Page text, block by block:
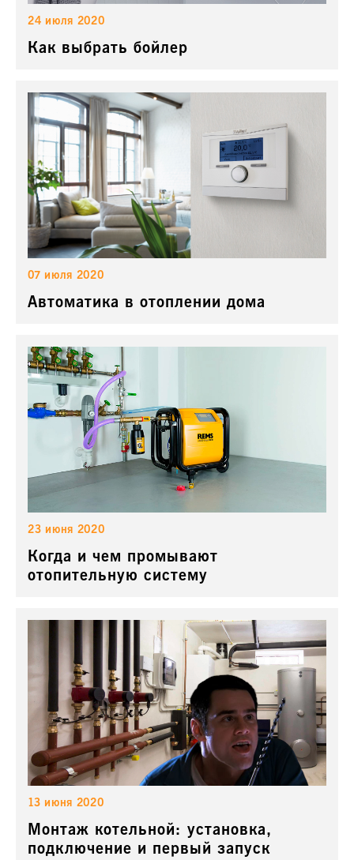
24 июля 2020
Как выбрать бойлер
07 июля 2020
Автоматика в отоплении дома
23 июня 2020
Когда и чем промывают
отопительную систему
13 июня 2020
Монтаж котельной: установка,
подключение и первый запуск